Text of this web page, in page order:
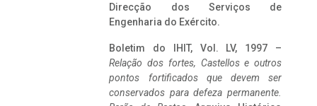
Direcção dos Serviços de
Engenharia do Exército.
Boletim do IHIT, Vol. LV, 1997 –
Relação dos fortes, Castellos e outros
pontos fortificados que devem ser
conservados para defeza permanente.